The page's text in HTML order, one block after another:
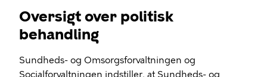
Oversigt over politisk
behandling
Sundheds- og Omsorgsforvaltningen og
Socialforvaltningen indstiller, at Sundheds- og